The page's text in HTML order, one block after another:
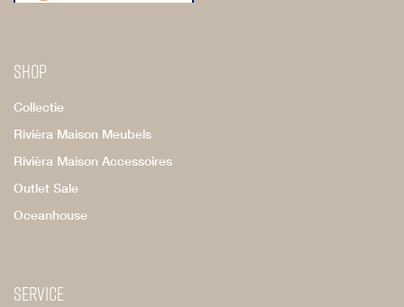
Shop
Collectie
Rivièra Maison Meubels
Rivièra Maison Accessoires
Outlet Sale
Oceanhouse
Service